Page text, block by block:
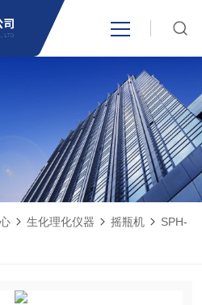
关于我们
闻资讯生化理化仪器 摇瓶机
SPH-